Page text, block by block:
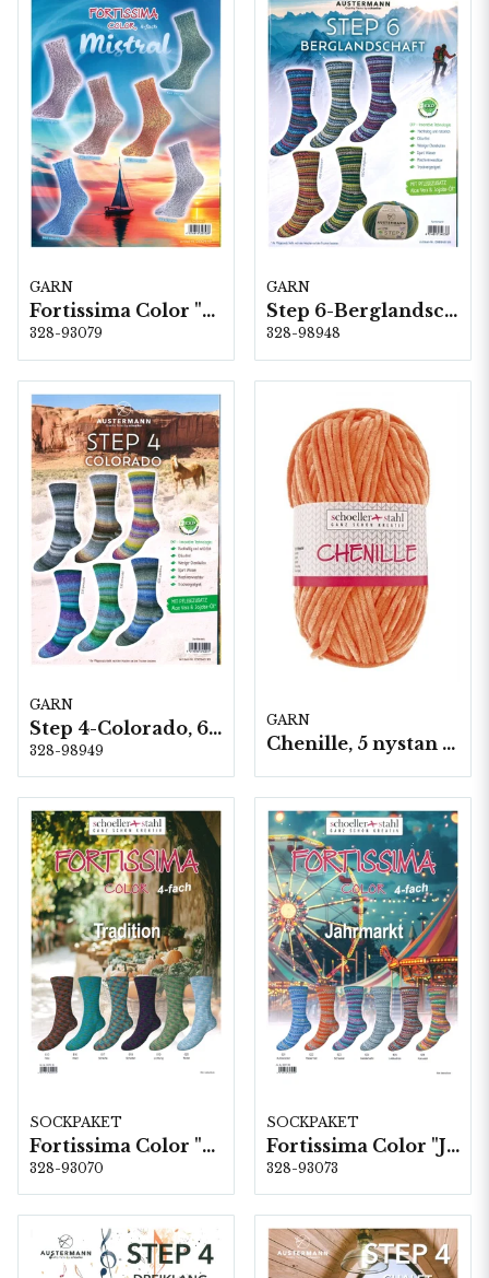
GARN
Fortissima Color "Mistral" 4-fach, 6 färger á 1,0 kg.
328-93079
GARN
Step 6-Berglandschft, 5 färger á 1,5 kg.
328-98948
GARN
Step 4-Colorado, 6 färger á 1,0 kg.
328-98949
GARN
Chenille, 5 nystan a100g./fp. (Schoeller+Stahl)
SOCKPAKET
Fortissima Color "Tradition" 4-fach, 6 färger á 1,0 kg.
328-93070
SOCKPAKET
Fortissima Color "Jahrmarkt" 4-fach, 6 färger á 1,0 kg.
328-93073